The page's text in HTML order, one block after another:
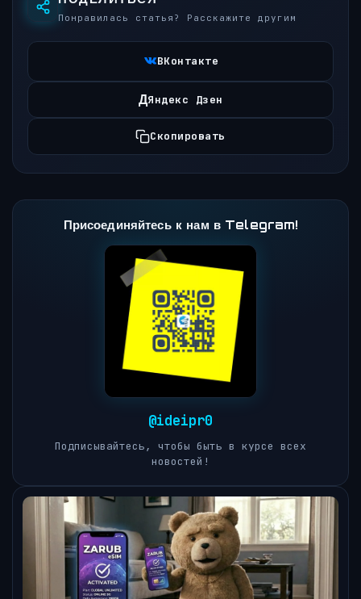
Понравилась статья? Расскажите другим
ВКонтакте
ДЯндекс Дзен
Скопировать
Присоединяйтесь к нам в Telegram!
@ideipr0
Подписывайтесь, чтобы быть в курсе всех
новостей!